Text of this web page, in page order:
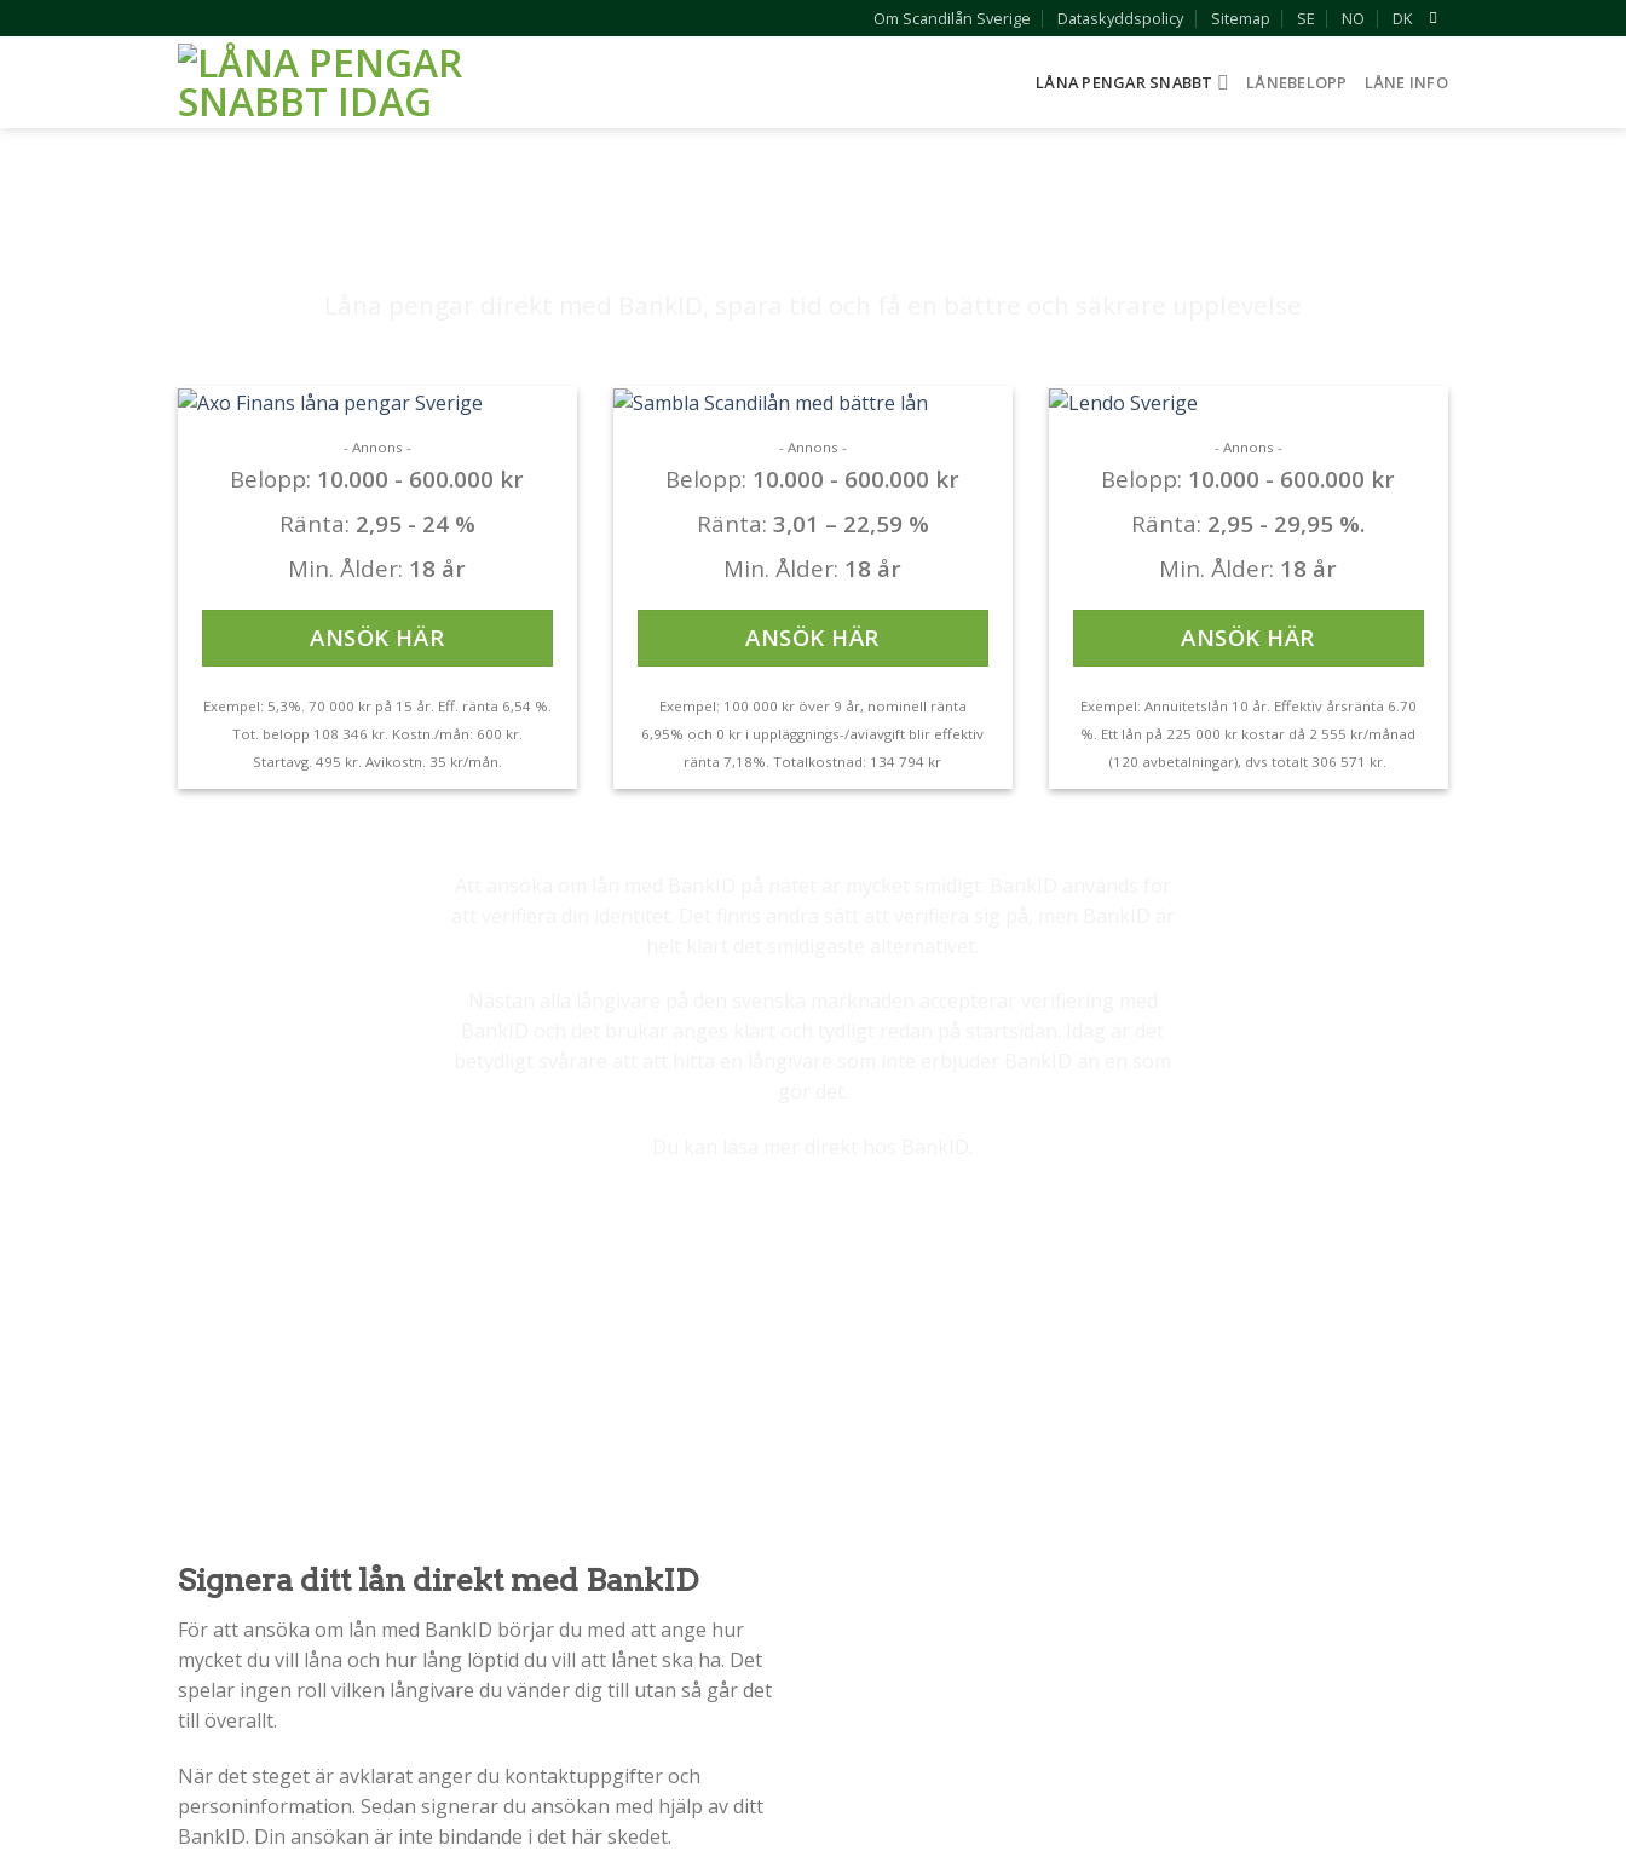
to
Om Scandilån Sverige Dataskyddspolicy Sitemap SE NO DK
LÅNA PENGAR SNABBT LÅNEBELOPP LÅNE INFO
- Annons -
Belopp: 10.000 - 600.000 kr
Ränta: 2,95 - 24 %
Min. Ålder: 18 år
ANSÖK HÄR
Exempel: 5,3%. 70 000 kr på 15 år. Eff. ränta 6,54 %.
Tot. belopp 108 346 kr. Kostn./mån: 600 kr.
Startavg. 495 kr. Avikostn. 35 kr/mån.
- Annons -
Belopp: 10.000 - 600.000 kr
Ränta: 3,01 – 22,59 %
Min. Ålder: 18 år
ANSÖK HÄR
Exempel: 100 000 kr över 9 år, nominell ränta
6,95% och 0 kr i uppläggnings-/aviavgift blir effektiv
ränta 7,18%. Totalkostnad: 134 794 kr
- Annons -
Belopp: 10.000 - 600.000 kr
Ränta: 2,95 - 29,95 %.
Min. Ålder: 18 år
ANSÖK HÄR
Exempel: Annuitetslån 10 år. Effektiv årsränta 6.70
%. Ett lån på 225 000 kr kostar då 2 555 kr/månad
(120 avbetalningar), dvs totalt 306 571 kr.
Signera ditt lån direkt med BankID
För att ansöka om lån med BankID börjar du med att ange hur
mycket du vill låna och hur lång löptid du vill att lånet ska ha. Det
spelar ingen roll vilken långivare du vänder dig till utan så går det
till överallt.
När det steget är avklarat anger du kontaktuppgifter och
personinformation. Sedan signerar du ansökan med hjälp av ditt
BankID. Din ansökan är inte bindande i det här skedet.